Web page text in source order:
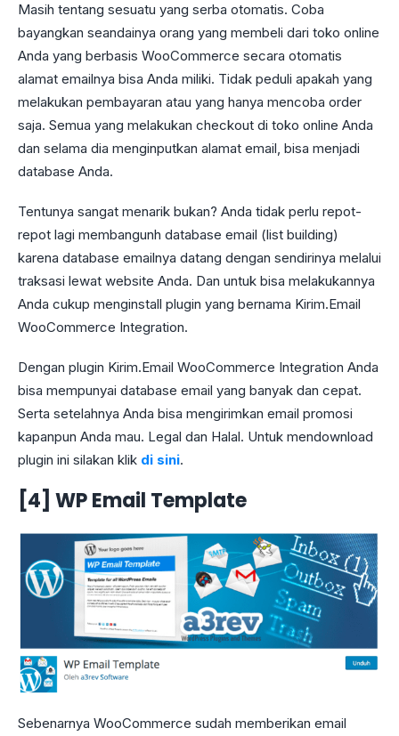
Masih tentang sesuatu yang serba otomatis. Coba
bayangkan seandainya orang yang membeli dari toko online
Anda yang berbasis WooCommerce secara otomatis
alamat emailnya bisa Anda miliki. Tidak peduli apakah yang
melakukan pembayaran atau yang hanya mencoba order
saja. Semua yang melakukan checkout di toko online Anda
dan selama dia menginputkan alamat email, bisa menjadi
database Anda.
Tentunya sangat menarik bukan? Anda tidak perlu repot-
repot lagi membangunh database email (list building)
karena database emailnya datang dengan sendirinya melalui
traksasi lewat website Anda. Dan untuk bisa melakukannya
Anda cukup menginstall plugin yang bernama Kirim.Email
WooCommerce Integration.
Dengan plugin Kirim.Email WooCommerce Integration Anda
bisa mempunyai database email yang banyak dan cepat.
Serta setelahnya Anda bisa mengirimkan email promosi
kapanpun Anda mau. Legal dan Halal. Untuk mendownload
plugin ini silakan klik di sini.
[4] WP Email Template
Sebenarnya WooCommerce sudah memberikan email